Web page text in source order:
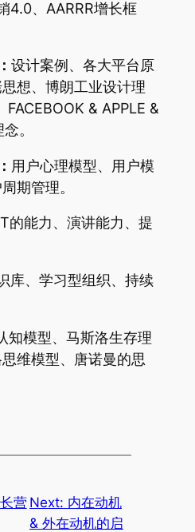
4.0、AARRR增长框
设计案例、各大平台原
想、博朗工业设计理
& APPLE &
。
用户心理模型、用户模
期管理。
的能力、演讲能力、提
库、学习型组织、持续
知模型、马斯洛生存理
维模型、唐诺曼的思
营 Next: 内在动机
& 外在动机的启